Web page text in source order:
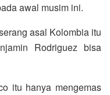
awal musim ini.
asal Kolombia itu
Rodriguez bisa
itu hanya mengemas